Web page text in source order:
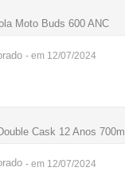
Moto Buds 600 ANC
- em 12/07/2024
Cask 12 Anos 700ml
- em 12/07/2024